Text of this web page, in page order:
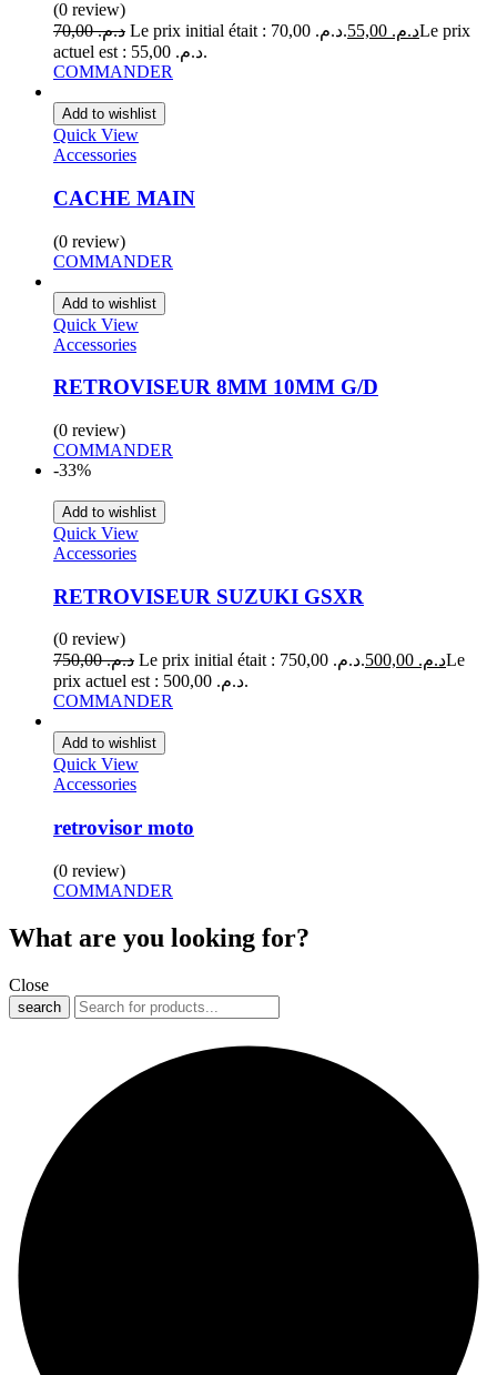
(0 review)
د.م.70,00 Le prix initial était : د.م. 70,00. د.م.Le prix
actuel est : د.م. 55,00.
COMMANDER
Add to wishlist
Quick View
Accessories
CACHE MAIN
(0 review)
COMMANDER
Add to wishlist
Quick View
Accessories
RETROVISEUR 8MM 10MM G/D
(0 review)
COMMANDER
-33%
Add to wishlist
Quick View
Accessories
RETROVISEUR SUZUKI GSXR
(0 review)
د.م.750,00 Le prix initial était : د.م. 750,00. د.م.Le
prix actuel est : د.م. 500,00.
COMMANDER
Add to wishlist
Quick View
Accessories
retrovisor moto
(0 review)
COMMANDER
What are you looking for?
Close
search